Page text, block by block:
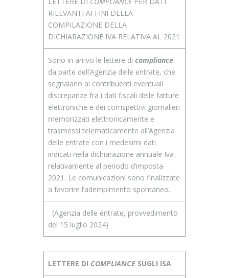
RILEVANTI AI FINI DELLA
COMPILAZIONE DELLA
DICHIARAZIONE IVA RELATIVA AL 2021
Sono in arrivo le lettere di compliance
da parte dell’Agenzia delle entrate, che
segnalano ai contribuenti eventuali
discrepanze fra i dati fiscali delle fatture
elettroniche e dei corrispettivi giornalieri
memorizzati elettronicamente e
trasmessi telematicamente all’Agenzia
delle entrate con i medesimi dati
indicati nella dichiarazione annuale Iva
relativamente al periodo d’imposta
2021. Le comunicazioni sono finalizzate
a favorire l’adempimento spontaneo.
(Agenzia delle entrate, provvedimento
del 15 luglio 2024)
LETTERE DI COMPLIANCE SUGLI ISA